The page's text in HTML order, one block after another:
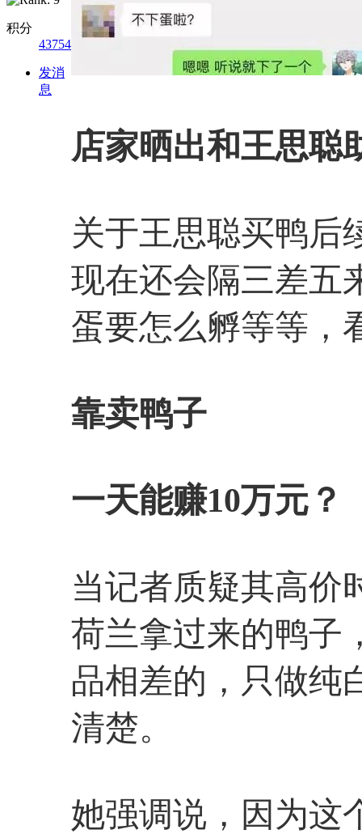
积分
43754
发消
息
店家晒出和王思聪
关于王思聪买鸭后
现在还会隔三差五
蛋要怎么孵等等，
靠卖鸭子
一天能赚10万元？
当记者质疑其高价
荷兰拿过来的鸭子
品相差的，只做纯
清楚。
她强调说，因为这